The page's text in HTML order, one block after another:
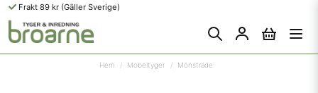
Frakt 89 kr (Gäller Sverige)
Hem Möbeltyger Mönstrade